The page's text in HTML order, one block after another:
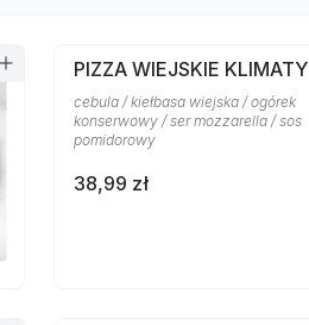
PIZZA WIEJSKIE KLIMATY
cebula / kiełbasa wiejska / ogórek
konserwowy / ser mozzarella / sos
pomidorowy
38,99 zł